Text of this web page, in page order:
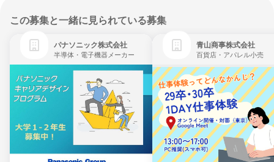
この募集と一緒に見られている募集
パナソニック株式会社
半導体・電子機器メーカー
青山商事株式会社
百貨店・アパレル小売